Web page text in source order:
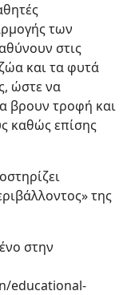
των
στις
και τα φυτά
ώστε να
βρουν τροφή και
καθώς επίσης
της
στην
educational-